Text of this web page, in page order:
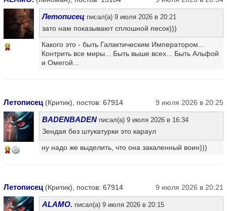
11
Летописец писал(а) 9 июля 2026 в 20:21
зато нам показывают сплошной песок)))
Какого это - быть Галактическим Императором...
Контрить все миры... Быть выше всех... Быть Альфой
и Омегой...
Летописец (Критик), постов: 67914 9 июля 2026 в 20:25
16
BADENBADEN писал(а) 9 июля 2026 в 16:34
Зендая без штукатурки это караул
ну надо же выделить, что она закаленный воин)))
Летописец (Критик), постов: 67914 9 июля 2026 в 20:21
ALAMO. писал(а) 9 июля 2026 в 20:15